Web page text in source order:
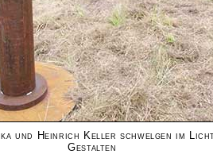
und Heinrich Keller schwelgen im
Gestalten